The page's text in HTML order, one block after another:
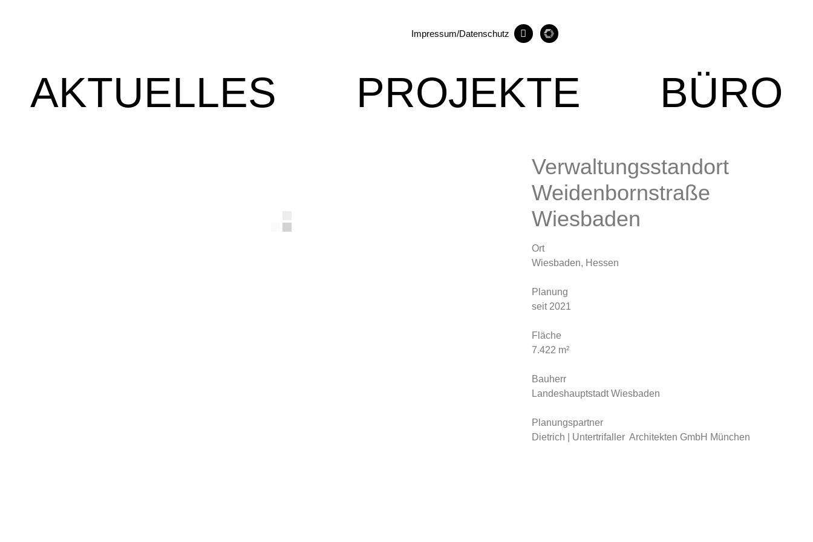
Impressum/Datenschutz
AKTUELLES PROJEKTE BÜRO
Verwaltungsstandort
Weidenbornstraße
Wiesbaden
Ort
Wiesbaden, Hessen
Planung
seit 2021
Fläche
7.422 m²
Bauherr
Landeshauptstadt Wiesbaden
Planungspartner
Dietrich | Untertrifaller Architekten GmbH München